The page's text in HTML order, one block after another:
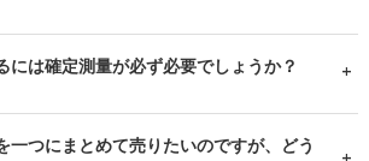
には確定測量が必ず必要でしょうか？
一つにまとめて売りたいのですが、どう